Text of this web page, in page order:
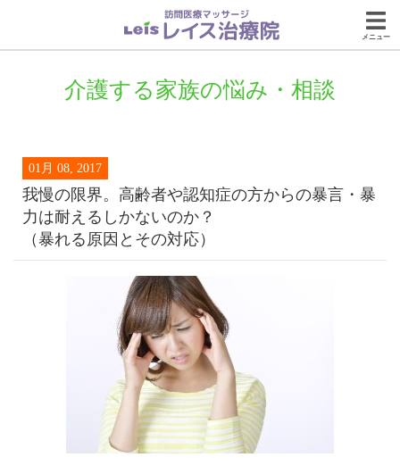
メニュー
介護する家族の悩み・相談
01月 08, 2017
我慢の限界。高齢者や認知症の方からの暴言・暴
力は耐えるしかないのか？
（暴れる原因とその対応）